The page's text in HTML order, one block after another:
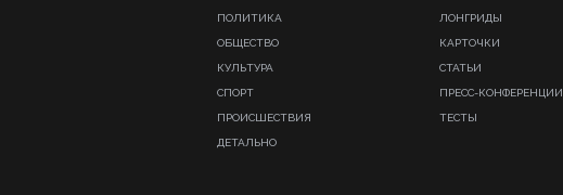
ПОЛИТИКА
ОБЩЕСТВО
КУЛЬТУРА
СПОРТ
ПРОИСШЕСТВИЯ
ДЕТАЛЬНО
ЛОНГРИДЫ
КАРТОЧКИ
СТАТЬИ
ПРЕСС-КОНФЕРЕНЦИИ
ТЕСТЫ